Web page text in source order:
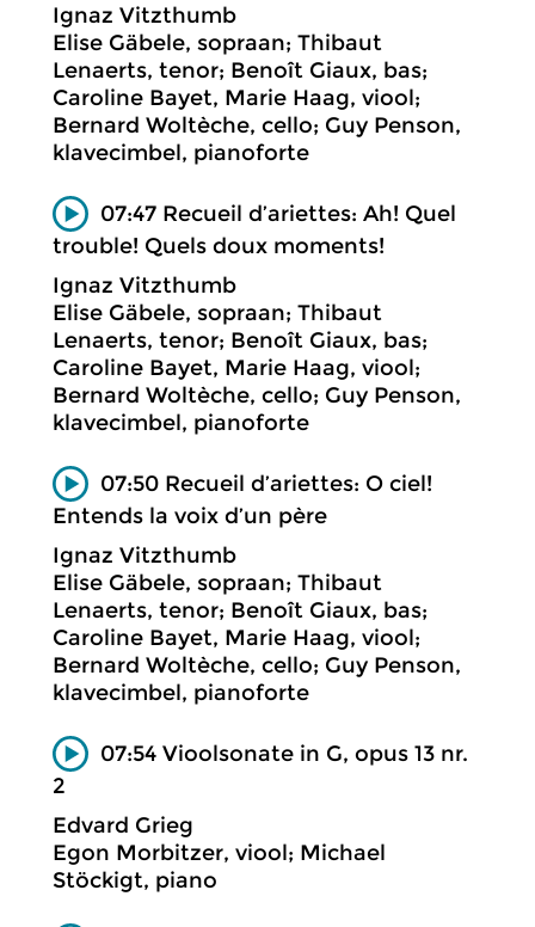
Ignaz Vitzthumb
Elise Gäbele, sopraan; Thibaut
Lenaerts, tenor; Benoît Giaux, bas;
Caroline Bayet, Marie Haag, viool;
Bernard Woltèche, cello; Guy Penson,
klavecimbel, pianoforte
07:47 Recueil d’ariettes: Ah! Quel
trouble! Quels doux moments!
Ignaz Vitzthumb
Elise Gäbele, sopraan; Thibaut
Lenaerts, tenor; Benoît Giaux, bas;
Caroline Bayet, Marie Haag, viool;
Bernard Woltèche, cello; Guy Penson,
klavecimbel, pianoforte
07:50 Recueil d’ariettes: O ciel!
Entends la voix d’un père
Ignaz Vitzthumb
Elise Gäbele, sopraan; Thibaut
Lenaerts, tenor; Benoît Giaux, bas;
Caroline Bayet, Marie Haag, viool;
Bernard Woltèche, cello; Guy Penson,
klavecimbel, pianoforte
07:54 Vioolsonate in G, opus 13 nr.
2
Edvard Grieg
Egon Morbitzer, viool; Michael
Stöckigt, piano